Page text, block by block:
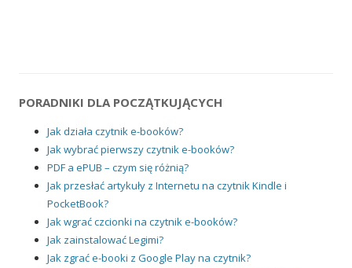
PORADNIKI DLA POCZĄTKUJĄCYCH
Jak działa czytnik e-booków?
Jak wybrać pierwszy czytnik e-booków?
PDF a ePUB – czym się różnią?
Jak przesłać artykuły z Internetu na czytnik Kindle i
PocketBook?
Jak wgrać czcionki na czytnik e-booków?
Jak zainstalować Legimi?
Jak zgrać e-booki z Google Play na czytnik?